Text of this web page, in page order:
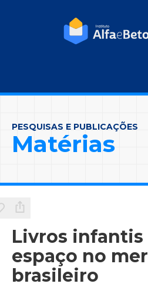
PESQUISAS E PUBLICAÇÕES
Matérias
Livros infantis
espaço no
brasileiro